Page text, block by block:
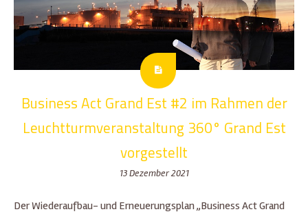
Business Act Grand Est #2 im Rahmen der
Leuchtturmveranstaltung 360° Grand Est
vorgestellt
13 Dezember 2021
Der Wiederaufbau- und Erneuerungsplan „Business Act Grand